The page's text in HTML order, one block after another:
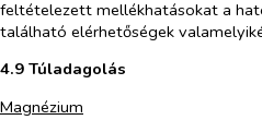
feltételezett mellékhatásokat a
található elérhetőségek
4.9 Túladagolás
Magnézium